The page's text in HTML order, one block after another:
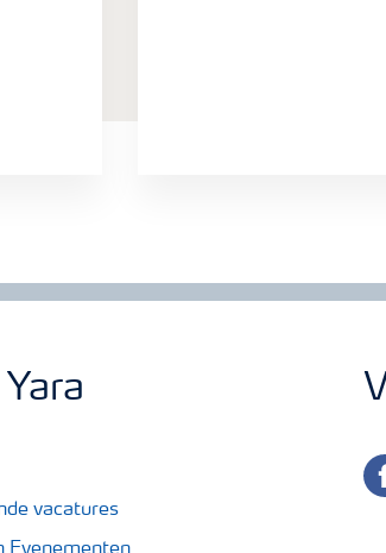
vacatures
Evenementen